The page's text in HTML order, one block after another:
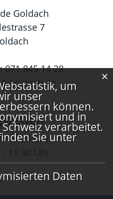
Goldach
7
071 845 14 28
goldach.ch
11.30 Uhr
um
unser
können.
und in
verarbeitet.
Sie unter
Daten
×